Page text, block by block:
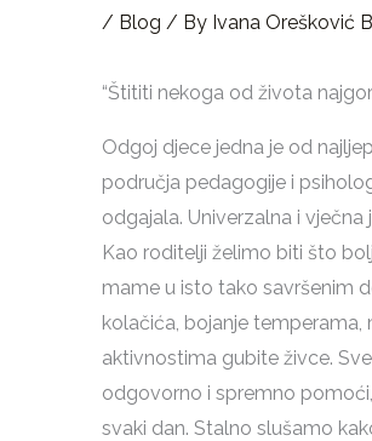
/ Blog / By Ivana Orešković
“Štititi nekoga od života
Odgoj djece jedna je od
područja pedagogije i
odgajala. Univerzalna i
Kao roditelji želimo biti što
mame u isto tako savršenim
kolačića, bojanje
aktivnostima gubite živce.
odgovorno i spremno
svaki dan. Stalno slušamo